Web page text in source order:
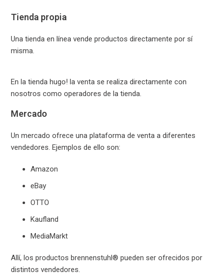
Tienda propia
Una tienda en línea vende productos directamente por sí
misma.
En la tienda hugo! la venta se realiza directamente con
nosotros como operadores de la tienda.
Mercado
Un mercado ofrece una plataforma de venta a diferentes
vendedores. Ejemplos de ello son:
Amazon
eBay
OTTO
Kaufland
MediaMarkt
Allí, los productos brennenstuhl® pueden ser ofrecidos por
distintos vendedores.